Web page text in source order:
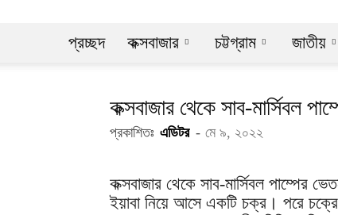
প্রচ্ছদ কক্সবাজার চট্টগ্রাম জাতীয়
কক্সবাজার থেকে সাব-মার্সিবল
প্রকাশিতঃ এডিটর - মে ৯, ২০২২
কক্সবাজার থেকে সাব-মার্সিবল পাম্পের
ইয়াবা নিয়ে আসে একটি চক্র। পরে